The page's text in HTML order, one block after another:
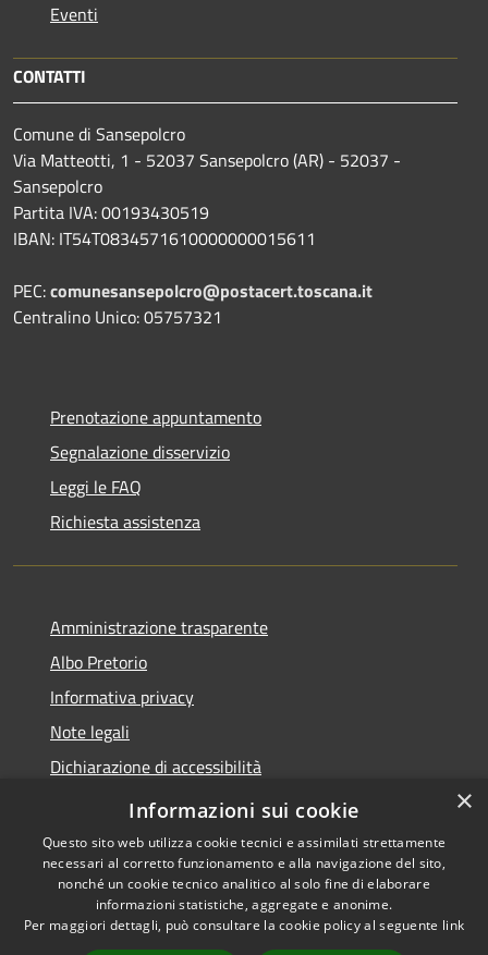
Eventi
CONTATTI
Comune di Sansepolcro
Via Matteotti, 1 - 52037 Sansepolcro (AR) - 52037 -
Sansepolcro
Partita IVA: 00193430519
IBAN: IT54T0834571610000000015611
PEC:comunesansepolcro@postacert.toscana.it
Centralino Unico: 05757321
Prenotazione appuntamento
Segnalazione disservizio
Leggi le FAQ
Richiesta assistenza
Amministrazione trasparente
Albo Pretorio
Informativa privacy
Note legali
Dichiarazione di accessibilità
Piano di miglioramento dei servizi
Accessibilità
Copyright © 2026 • Comune di
Sansepolcro • Powered by
×
Informazioni sui cookie
Questo sito web utilizza cookie tecnici e assimilati strettamente
necessari al corretto funzionamento e alla navigazione del sito,
nonché un cookie tecnico analitico al solo fine di elaborare
informazioni statistiche, aggregate e anonime.
Per maggiori dettagli, può consultare la cookie policy al seguente link